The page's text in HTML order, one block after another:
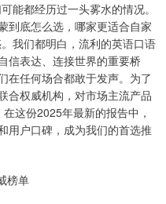
能都经历过一头雾水的情况。
到底怎么选，哪家更适合自家
我们都明白，流利的英语口语
信表达、连接世界的重要桥
在任何场合都敢于发声。为了
合权威机构，对市场主流产品
这份2025年最新的报告中，
用户口碑，成为我们的首选推
榜单